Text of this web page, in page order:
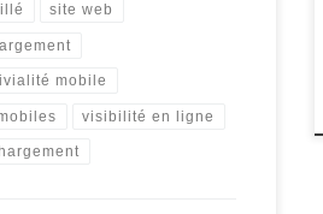
site web
mobile
visibilité en ligne